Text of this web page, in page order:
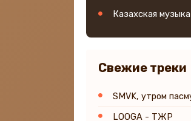
Казахская музыка
Свежие треки
LOOGA - ТЖР